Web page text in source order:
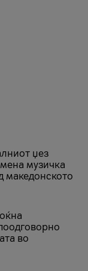
џез
музичка
македонското
во